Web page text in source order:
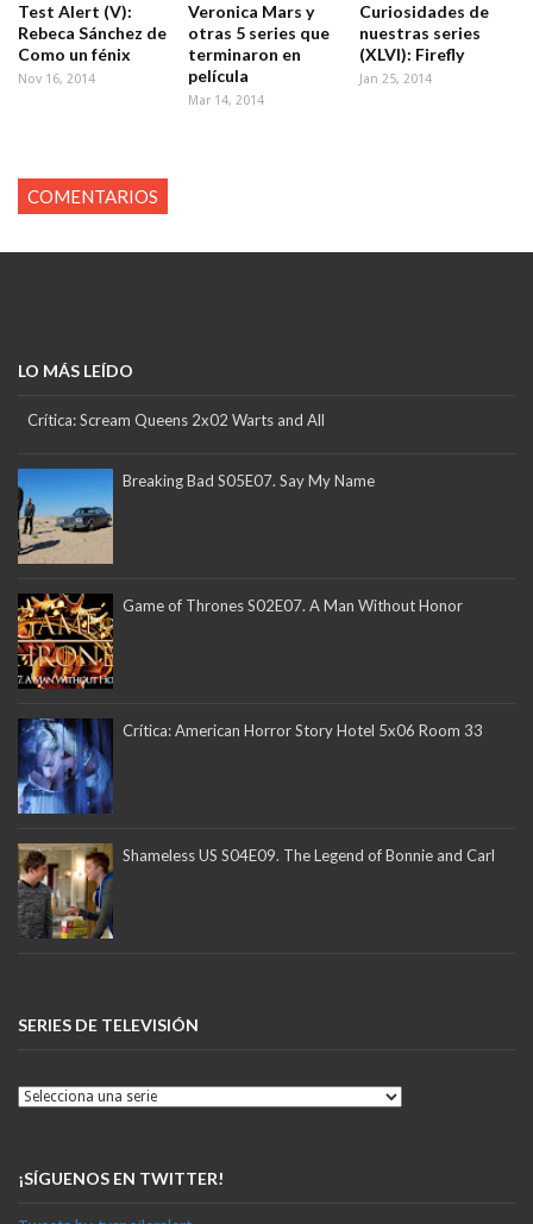
Test Alert (V):
Rebeca Sánchez de
Como un fénix
Nov 16, 2014
Veronica Mars y
otras 5 series que
terminaron en
película
Mar 14, 2014
Curiosidades de
nuestras series
(XLVI): Firefly
Jan 25, 2014
COMENTARIOS
LO MÁS LEÍDO
Crítica: Scream Queens 2x02 Warts and All
Breaking Bad S05E07. Say My Name
Game of Thrones S02E07. A Man Without Honor
Crítica: American Horror Story Hotel 5x06 Room 33
Shameless US S04E09. The Legend of Bonnie and Carl
SERIES DE TELEVISIÓN
¡SÍGUENOS EN TWITTER!